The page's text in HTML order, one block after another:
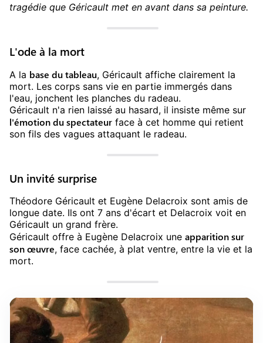
tragédie que Géricault met en avant dans sa peinture.
L'ode à la mort
A la base du tableau, Géricault affiche clairement la
mort. Les corps sans vie en partie immergés dans
l'eau, jonchent les planches du radeau.
Géricault n'a rien laissé au hasard, il insiste même sur
l'émotion du spectateur face à cet homme qui retient
son fils des vagues attaquant le radeau.
Un invité surprise
Théodore Géricault et Eugène Delacroix sont amis de
longue date. Ils ont 7 ans d'écart et Delacroix voit en
Géricault un grand frère.
Géricault offre à Eugène Delacroix une apparition sur
son œuvre, face cachée, à plat ventre, entre la vie et la
mort.